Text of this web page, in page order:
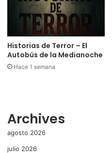
Historias de Terror – El
Autobús de la Medianoche
Hace 1 semana
Archives
agosto 2026
julio 2026